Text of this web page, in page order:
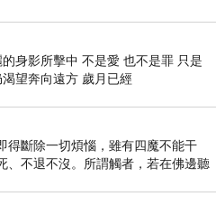
身影所擊中 不是愛 也不是罪 只是
望奔向遠方 歲月已經
得斷除一切煩惱，雖有四魔不能干
、不退不沒。所謂觸者，若在佛邊聽